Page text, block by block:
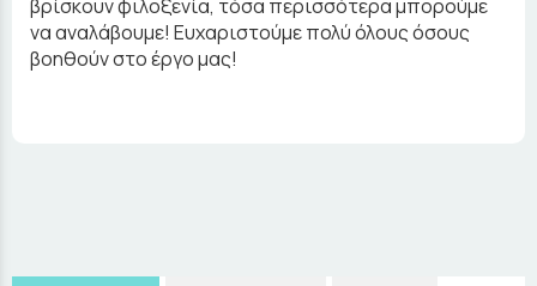
βρίσκουν φιλοξενία, τόσα περισσότερα μπορούμε
να αναλάβουμε! Ευχαριστούμε πολύ όλους όσους
βοηθούν στο έργο μας!